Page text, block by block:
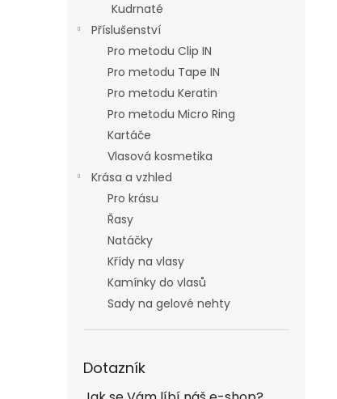
Kudrnaté
Příslušenství
Pro metodu Clip IN
Pro metodu Tape IN
Pro metodu Keratin
Pro metodu Micro Ring
Kartáče
Vlasová kosmetika
Krása a vzhled
Pro krásu
Řasy
Natáčky
Křídy na vlasy
Kamínky do vlasů
Sady na gelové nehty
Dotazník